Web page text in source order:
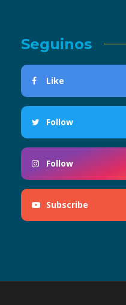
Seguinos
Like
Follow
Follow
Subscribe